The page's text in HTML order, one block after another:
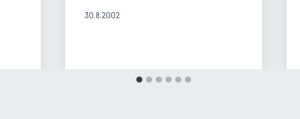
30.8.2002